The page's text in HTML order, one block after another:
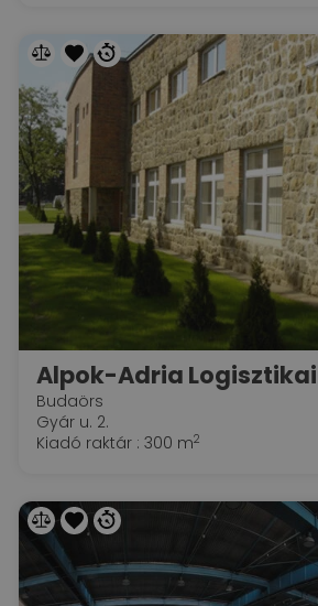
Alpok-Adria
Budaörs
Gyár u. 2.
Kiadó raktár : 300 m2